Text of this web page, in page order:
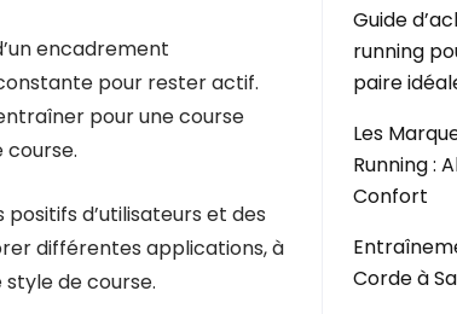
encadrement
pour rester actif.
pour une course
d’utilisateurs et des
différentes applications, à
de course.
Guide
running
paire
Les
Running :
Confort
Corde à